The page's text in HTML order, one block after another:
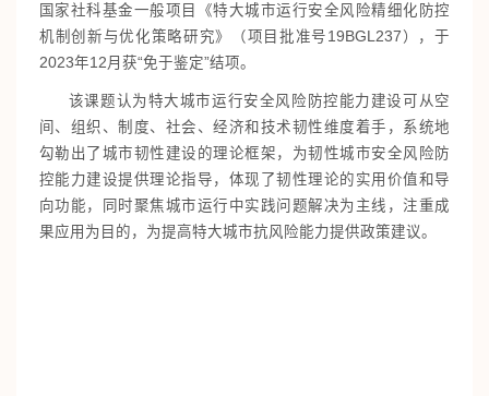
国家社科基金一般项目《特大城市运行安全风险精细化防控
机制创新与优化策略研究》（项目批准号19BGL237），于
2023年12月获“免于鉴定”结项。
该课题认为特大城市运行安全风险防控能力建设可从空
间、组织、制度、社会、经济和技术韧性维度着手，系统地
勾勒出了城市韧性建设的理论框架，为韧性城市安全风险防
控能力建设提供理论指导，体现了韧性理论的实用价值和导
向功能，同时聚焦城市运行中实践问题解决为主线，注重成
果应用为目的，为提高特大城市抗风险能力提供政策建议。